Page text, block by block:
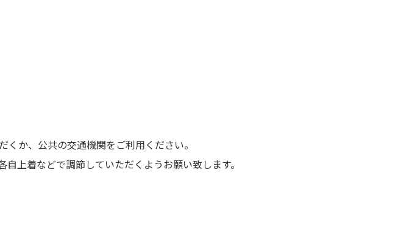
か、公共の交通機関をご利用ください。
上着などで調節していただくようお願い致します。